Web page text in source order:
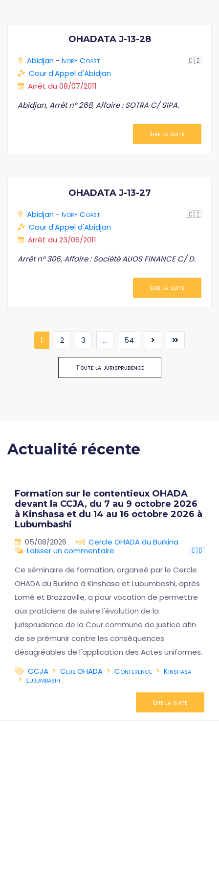
OHADATA J-13-28
Abidjan - Ivory Coast
🇨🇮
Cour d'Appel d'Abidjan
Arrêt du 08/07/2011
Abidjan, Arrêt n° 268, Affaire : SOTRA C/ SIPA.
Lire la suite
OHADATA J-13-27
Abidjan - Ivory Coast
🇨🇮
Cour d'Appel d'Abidjan
Arrêt du 23/06/2011
Arrêt n° 306, Affaire : Société ALIOS FINANCE C/ D.
Lire la suite
1 (current)
2 3 ... 54
Toute la jurisprudence
Actualité récente
Formation sur le contentieux OHADA
devant la CCJA, du 7 au 9 octobre 2026
à Kinshasa et du 14 au 16 octobre 2026 à
Lubumbashi
05/08/2026
Cercle OHADA du Burkina
Laisser un commentaire
🇨🇩
Ce séminaire de formation, organisé par le Cercle
OHADA du Burkina à Kinshasa et Lubumbashi, après
Lomé et Brazzaville, a pour vocation de permettre
aux praticiens de suivre l'évolution de la
jurisprudence de la Cour commune de justice afin
de se prémunir contre les conséquences
désagréables de l'application des Actes uniformes.
CCJA
Club OHADA Conférence
Kinshasa
Lubumbashi
Lire la suite